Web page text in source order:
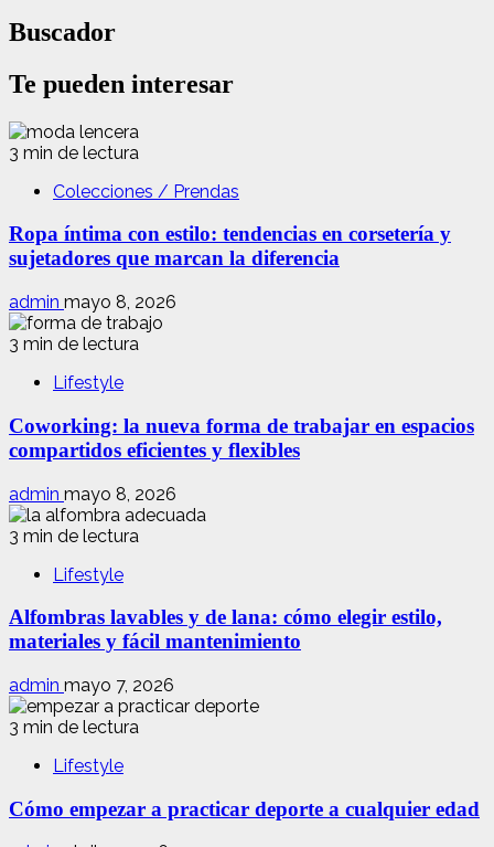
Buscador
Te pueden interesar
3 min de lectura
Colecciones / Prendas
Ropa íntima con estilo: tendencias en corsetería y
sujetadores que marcan la diferencia
admin mayo 8, 2026
3 min de lectura
Lifestyle
Coworking: la nueva forma de trabajar en espacios
compartidos eficientes y flexibles
admin mayo 8, 2026
3 min de lectura
Lifestyle
Alfombras lavables y de lana: cómo elegir estilo,
materiales y fácil mantenimiento
admin mayo 7, 2026
3 min de lectura
Lifestyle
Cómo empezar a practicar deporte a cualquier edad